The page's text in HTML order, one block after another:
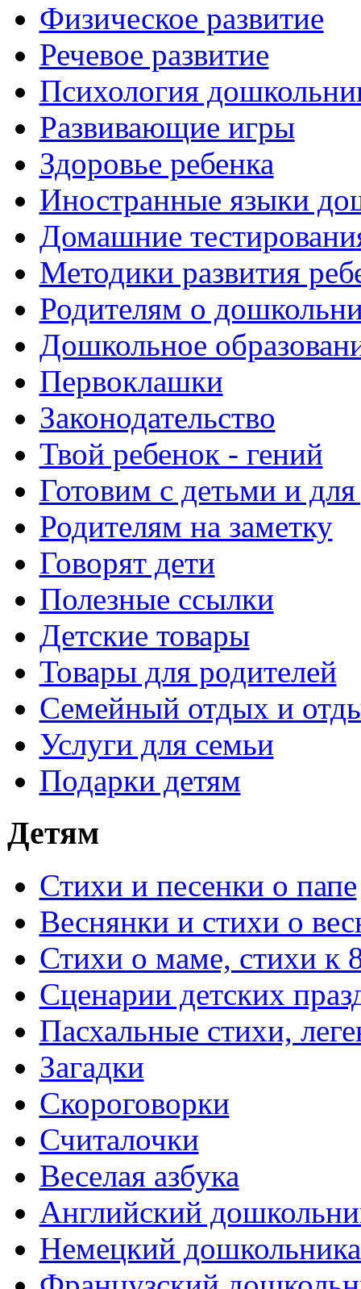
Физическое развитие
Речевое развитие
Психология
Развивающие игры
Здоровье ребенка
Иностранные языки
Домашние
Методики развития
Родителям о
Дошкольное
Первоклашки
Законодательство
Твой ребенок - гений
Готовим с детьми и для
Родителям на заметку
Говорят дети
Полезные ссылки
Детские товары
Товары для родителей
Семейный отдых и
Услуги для семьи
Подарки детям
Детям
Стихи и песенки о папе
Веснянки и стихи о
Стихи о маме, стихи к
Сценарии детских
Пасхальные стихи,
Загадки
Скороговорки
Считалочки
Веселая азбука
Английский
Немецкий